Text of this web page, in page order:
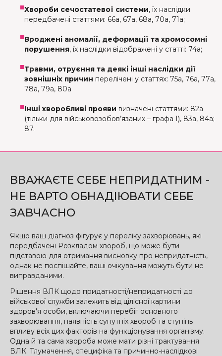
Хвороби сечостатевої системи, їх наслідки
передбачені статтями: 66а, 67а, 68а, 70а, 71а;
Вроджені аномалії, деформації та хромосомні
порушення, їх наслідки відображені у статті: 74а;
Травми, отруєння та деякі інші наслідки дії
зовнішніх причин перелічені у статтях: 75а, 76а, 77а,
78а, 79а, 80а
Інші хворобливі прояви визначені статтями: 82а
(тільки для військовозобов’язаних – графа І), 83а, 84а;
87.
ВВАЖАЄТЕ СЕБЕ НЕПРИДАТНИМ -
НЕ ВАРТО ОБНАДІЮВАТИ СЕБЕ
ЗАВЧАСНО
Якщо ваш діагноз фігурує у переліку захворювань, які
передбачені Розкладом хвороб, що може бути
підставою для отримання висновку про непридатність,
однак не поспішайте, ваші очікування можуть бути не
виправданими.
Рішення ВЛК щодо придатності/непридатності до
військової служби залежить від цілісної картини
здоров'я особи, включаючи перебіг основного
захворювання, наявність супутніх хвороб та ступінь
впливу всіх цих факторів на функціонування організму.
Одна й та сама хвороба може мати різні трактування
ВЛК. Тлумачення, специфіка та причинно-наслідкові